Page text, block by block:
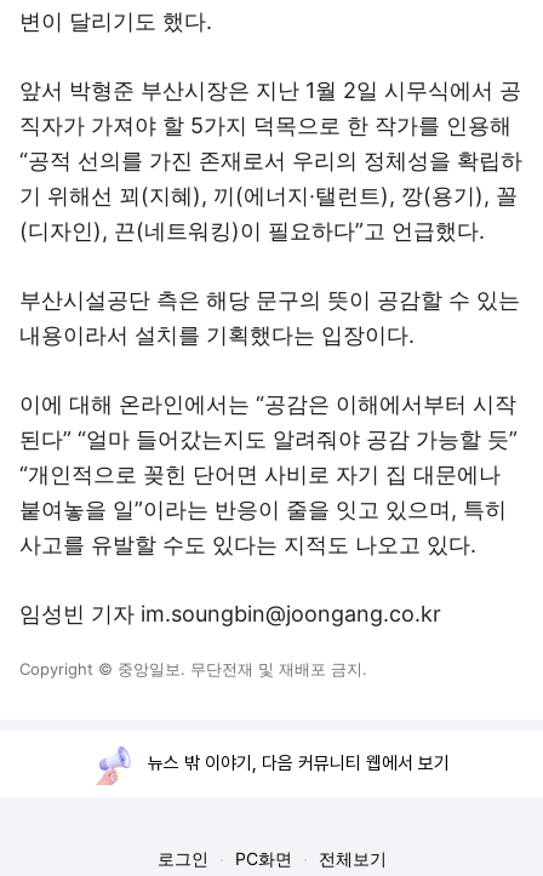
변이 달리기도 했다.
앞서 박형준 부산시장은 지난 1월 2일 시무식에서 공
직자가 가져야 할 5가지 덕목으로 한 작가를 인용해
“공적 선의를 가진 존재로서 우리의 정체성을 확립하
기 위해선 꾀(지혜), 끼(에너지·탤런트), 깡(용기), 꼴
(디자인), 끈(네트워킹)이 필요하다”고 언급했다.
부산시설공단 측은 해당 문구의 뜻이 공감할 수 있는
내용이라서 설치를 기획했다는 입장이다.
이에 대해 온라인에서는 “공감은 이해에서부터 시작
된다” “얼마 들어갔는지도 알려줘야 공감 가능할 듯”
“개인적으로 꽂힌 단어면 사비로 자기 집 대문에나
붙여놓을 일”이라는 반응이 줄을 잇고 있으며, 특히
사고를 유발할 수도 있다는 지적도 나오고 있다.
임성빈 기자 im.soungbin@joongang.co.kr
Copyright © 중앙일보. 무단전재 및 재배포 금지.
뉴스 밖 이야기, 다음 커뮤니티 웹에서 보기
로그인 PC화면 전체보기